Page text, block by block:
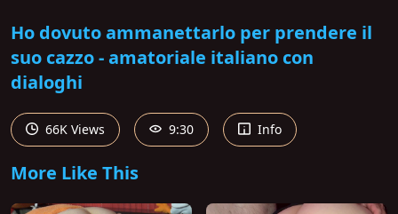
Ho dovuto ammanettarlo per prendere il
suo cazzo - amatoriale italiano con
dialoghi
66K Views 9:30 Info
More Like This